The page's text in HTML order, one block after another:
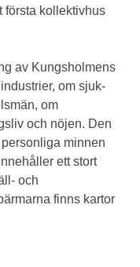
första kollektivhus
av Kungsholmens
om sjuk-
om
och nöjen. Den
minnen
ett stort
och
finns kartor